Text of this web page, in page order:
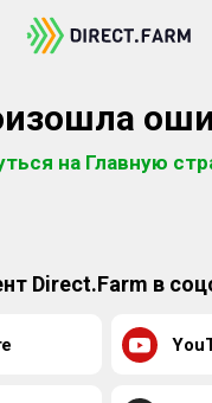
на Главную
Direct.Farm в